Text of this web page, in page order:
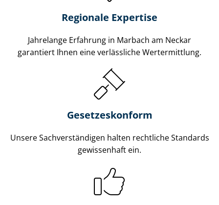
Regionale Expertise
Jahrelange Erfahrung in Marbach am Neckar
garantiert Ihnen eine verlässliche Wertermittlung.
Gesetzes­konform
Unsere Sach­ver­stän­di­gen halten rechtliche Standards
gewissenhaft ein.